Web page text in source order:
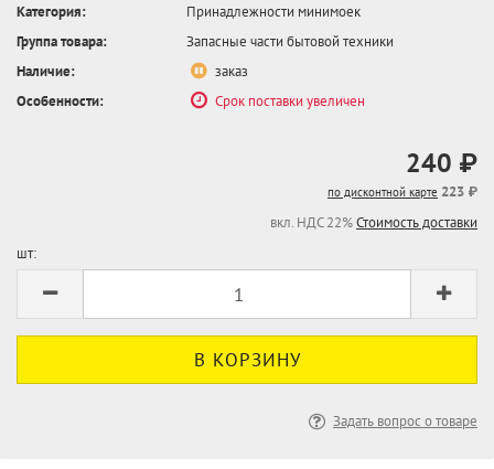
Категория:
Принадлежности минимоек
Группа товара:
Запасные части бытовой техники
Наличие:
заказ
Особенности:
Срок поставки увеличен
240 ₽
по дисконтной карте 223 ₽
вкл. НДС 22%Стоимость доставки
шт:
Задать вопрос о товаре